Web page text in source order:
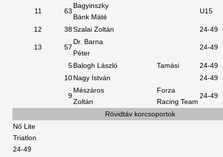
11 63
Bagyinszky
Bánk Máté
U15
12 38Szalai Zoltán 24-49
13 57
Dr. Barna
Péter
24-49
5Balogh László Tamási
24-49
10Nagy István 24-49
9
Mészáros
Zoltán
Forza
Racing Team
24-49
Rövidtáv korcsoportok
Nő Lite
Triatlon
24-49